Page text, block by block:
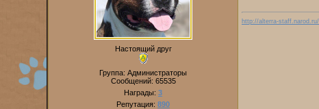
Настоящий друг
Группа: Администраторы
Сообщений: 65535
Награды: 3
Репутация: 890
http://alterra-staff.narod.ru/